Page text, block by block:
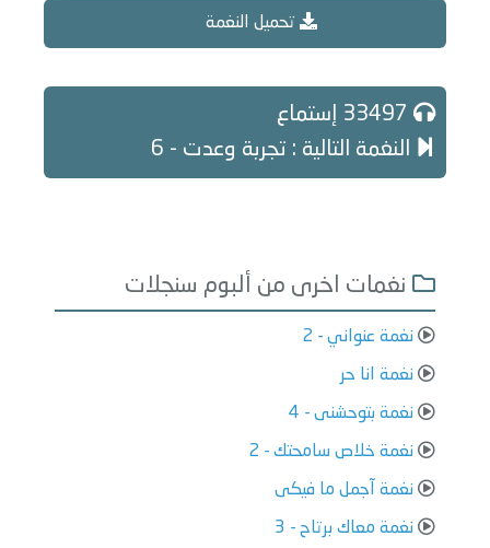
تحميل النغمة
النغمة التالية : تجربة وعدت - 6
نغمات اخرى من ألبوم سنجلات
نغمة عنواني - 2
نغمة انا حر
نغمة بتوحشنى - 4
نغمة خلاص سامحتك - 2
نغمة آجمل ما فيكى
نغمة معاك برتاح - 3